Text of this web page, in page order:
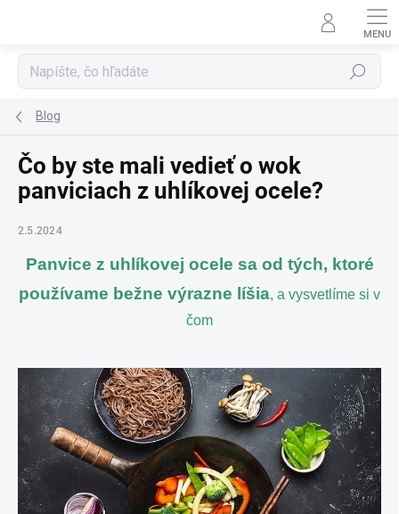
Hľadať
Blog
Čo by ste mali vedieť o wok
panviciach z uhlíkovej ocele?
2.5.2024
Panvice z uhlíkovej ocel e sa od tých, ktoré
používame bežne výrazne líšia, a vysvetlíme si v
čom